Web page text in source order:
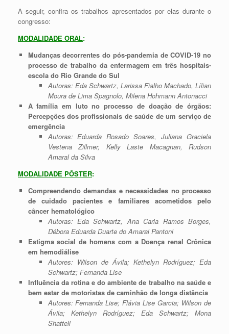
A seguir, confira os trabalhos apresentados por elas durante o
congresso:
MODALIDADE ORAL:
Mudanças decorrentes do pós-pandemia de COVID-19 no
processo de trabalho da enfermagem em três hospitais-
escola do Rio Grande do Sul
Autoras: Eda Schwartz, Larissa Fialho Machado, Lílian
Moura de Lima Spagnolo, Milena Hohmann Antonacci
A família em luto no processo de doação de órgãos:
Percepções dos profissionais de saúde de um serviço de
emergência
Autoras: Eduarda Rosado Soares, Juliana Graciela
Vestena Zillmer, Kelly Laste Macagnan, Rudson
Amaral da Silva
MODALIDADE PÔSTER:
Compreendendo demandas e necessidades no processo
de cuidado pacientes e familiares acometidos pelo
câncer hematológico
Autoras: Eda Schwartz, Ana Carla Ramos Borges,
Débora Eduarda Duarte do Amaral Pantoni
Estigma social de homens com a Doença renal Crônica
em hemodiálise
Autores: Wilson de Ávila; Kethelyn Rodríguez; Eda
Schwartz; Fernanda Lise
Influência da rotina e do ambiente de trabalho na saúde e
bem estar de motoristas de caminhão de longa distância
Autores: Fernanda Lise; Flávia Lise Garcia; Wilson de
Ávila; Kethelyn Rodríguez; Eda Schwartz; Mona
Shattell